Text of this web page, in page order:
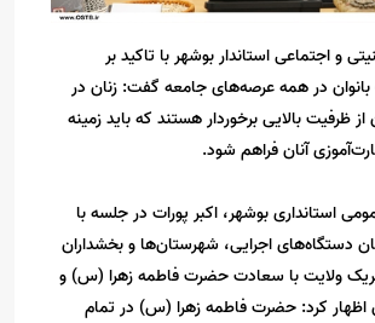
و اجتماعی استاندار بوشهر با تاکید بر
بانوان در همه عرصه‌های جامعه گفت: زنان در
ظرفیت بالایی برخوردار هستند که باید زمینه
آنان فراهم شود.
استانداری بوشهر، اکبر پورات در جلسه با
دستگاه‌های اجرایی، شهرستان‌ها و بخشداران
ولایت با سعادت حضرت فاطمه زهرا (س) و
اظهار کرد: حضرت فاطمه زهرا (س) در تمام